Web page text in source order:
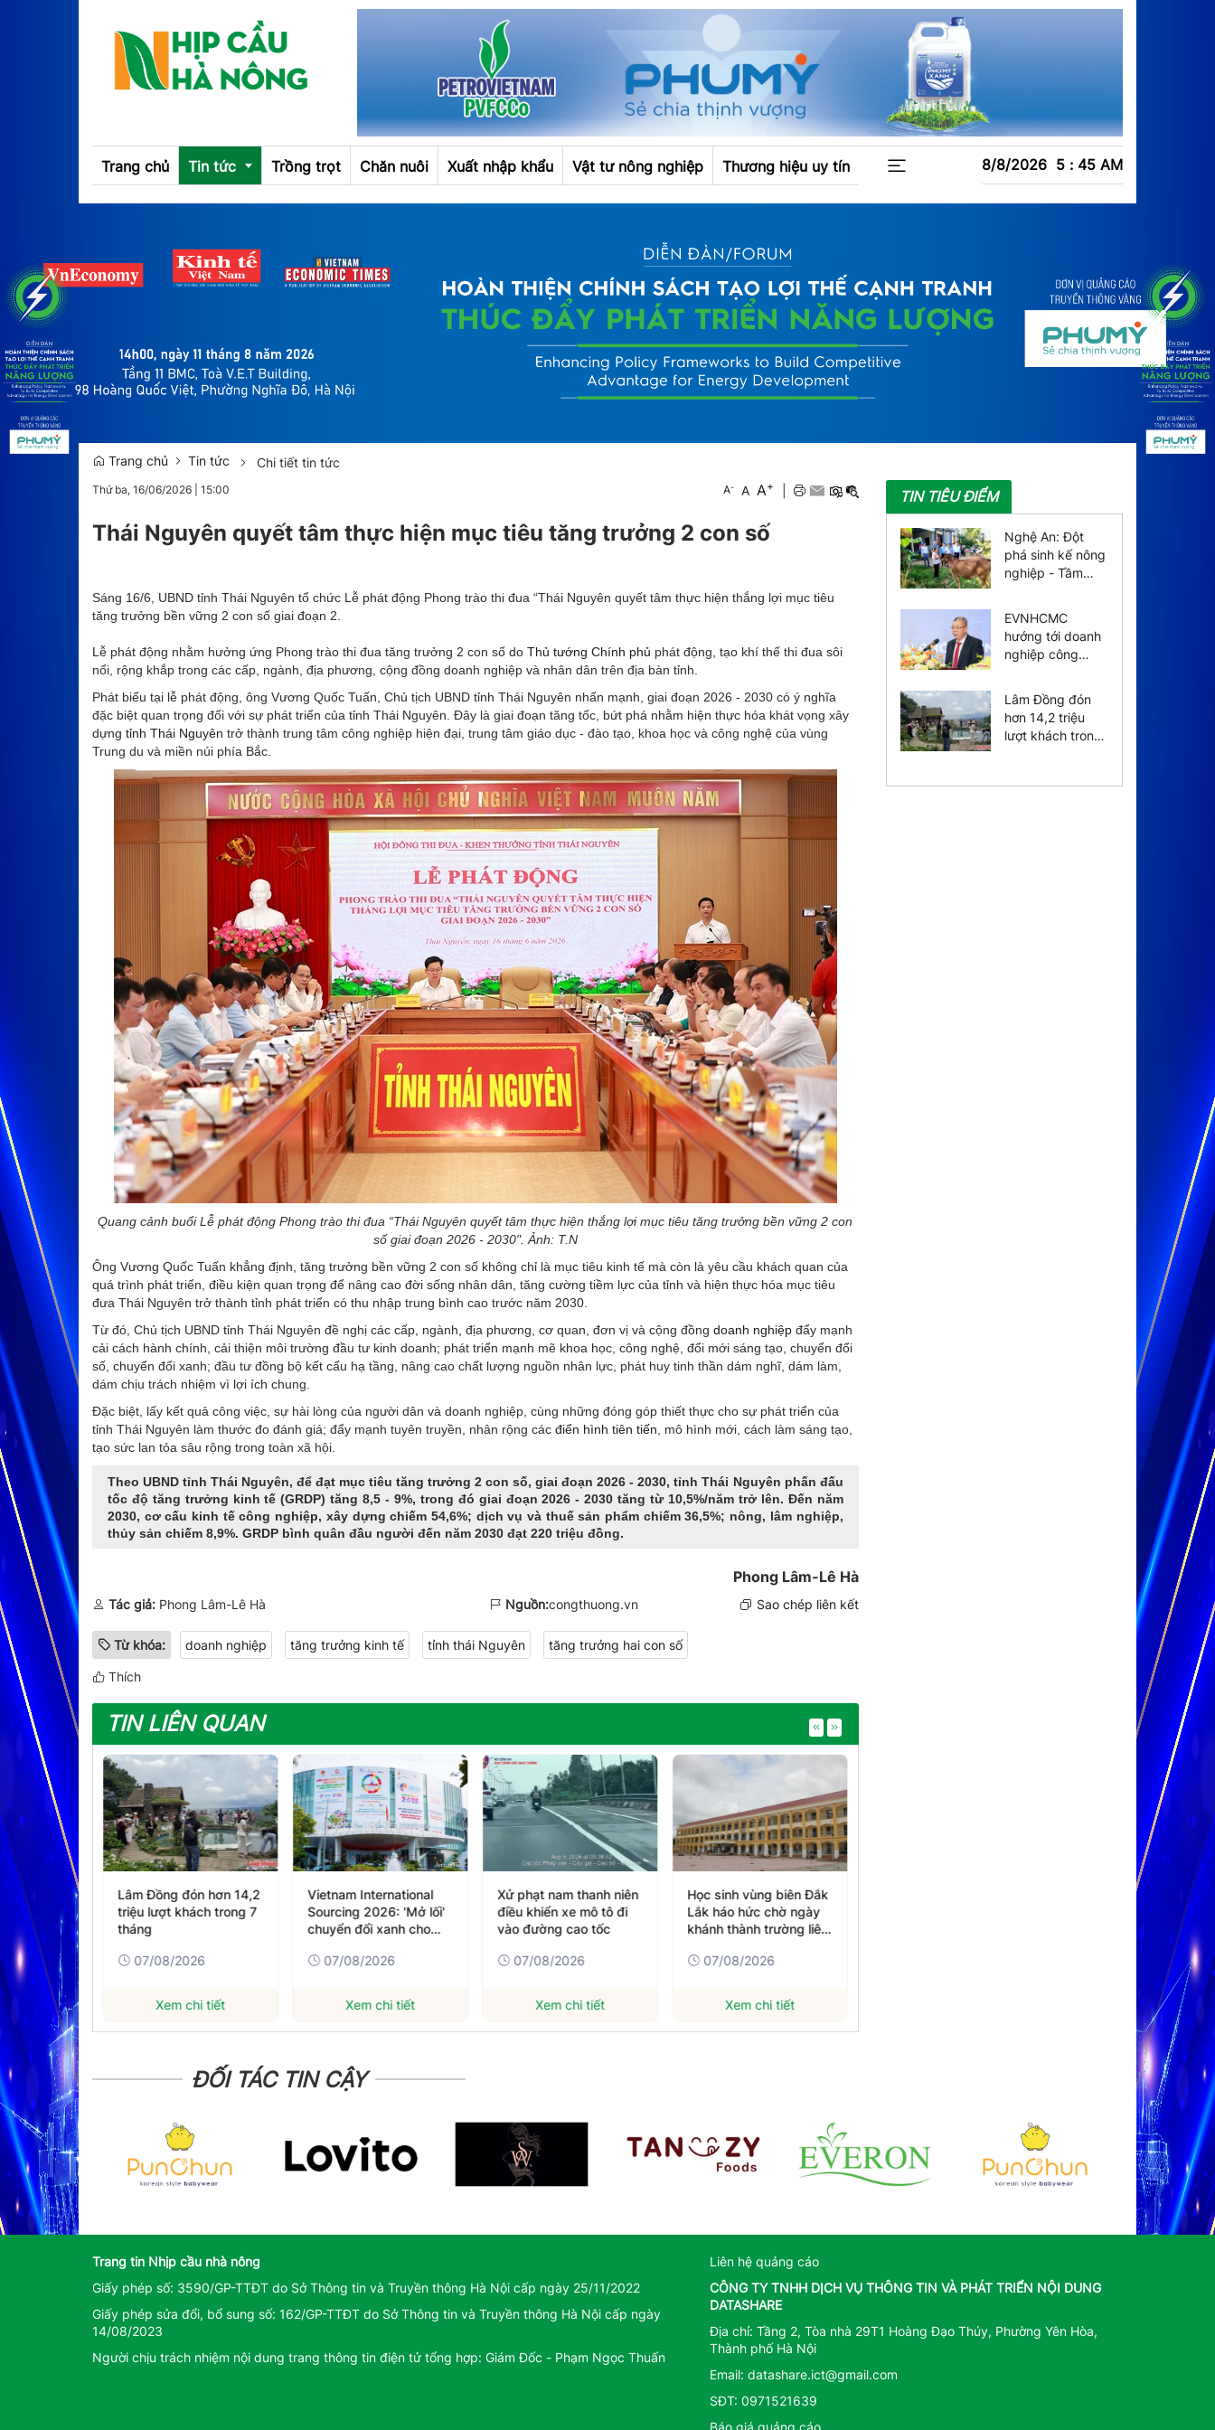
8/8/2026 5 : 45 AM
Trang chủ Tin tức
Emagazine
OCOP
Trồng trọt Chăn nuôi Xuất nhập khẩu Vật tư nông nghiệp Thương hiệu uy tín
Trang chủ Tin tức Chi tiết tin tức
Thứ ba, 16/06/2026 15:00 A- A A+
Thái Nguyên quyết tâm thực hiện mục tiêu tăng trưởng 2 con số
Sáng 16/6, UBND tỉnh Thái Nguyên tổ chức Lễ phát động Phong trào thi đua “Thái Nguyên quyết tâm thực hiện thắng lợi mục tiêu
tăng trưởng bền vững 2 con số giai đoạn 2.
Lễ phát động nhằm hưởng ứng Phong trào thi đua tăng trưởng 2 con số do Thủ tướng Chính phủ phát động, tạo khí thế thi đua sôi
nổi, rộng khắp trong các cấp, ngành, địa phương, cộng đồng doanh nghiệp và nhân dân trên địa bàn tỉnh.
Phát biểu tại lễ phát động, ông Vương Quốc Tuấn, Chủ tịch UBND tỉnh Thái Nguyên nhấn mạnh, giai đoạn 2026 - 2030 có ý nghĩa
đặc biệt quan trọng đối với sự phát triển của tỉnh Thái Nguyên. Đây là giai đoạn tăng tốc, bứt phá nhằm hiện thực hóa khát vọng xây
dựng tỉnh Thái Nguyên trở thành trung tâm công nghiệp hiện đại, trung tâm giáo dục - đào tạo, khoa học và công nghệ của vùng
Trung du và miền núi phía Bắc.
Quang cảnh buổi Lễ phát động Phong trào thi đua “Thái Nguyên quyết tâm thực hiện thắng lợi mục tiêu tăng trưởng bền vững 2 con
số giai đoạn 2026 - 2030". Ảnh: T.N
Ông Vương Quốc Tuấn khẳng định, tăng trưởng bền vững 2 con số không chỉ là mục tiêu kinh tế mà còn là yêu cầu khách quan của
quá trình phát triển, điều kiện quan trọng để nâng cao đời sống nhân dân, tăng cường tiềm lực của tỉnh và hiện thực hóa mục tiêu
đưa Thái Nguyên trở thành tỉnh phát triển có thu nhập trung bình cao trước năm 2030.
Từ đó, Chủ tịch UBND tỉnh Thái Nguyên đề nghị các cấp, ngành, địa phương, cơ quan, đơn vị và cộng đồng doanh nghiệp đẩy mạnh
cải cách hành chính, cải thiện môi trường đầu tư kinh doanh; phát triển mạnh mẽ khoa học, công nghệ, đổi mới sáng tạo, chuyển đổi
số, chuyển đổi xanh; đầu tư đồng bộ kết cấu hạ tầng, nâng cao chất lượng nguồn nhân lực, phát huy tinh thần dám nghĩ, dám làm,
dám chịu trách nhiệm vì lợi ích chung.
Đặc biệt, lấy kết quả công việc, sự hài lòng của người dân và doanh nghiệp, cùng những đóng góp thiết thực cho sự phát triển của
tỉnh Thái Nguyên làm thước đo đánh giá; đẩy mạnh tuyên truyền, nhân rộng các điển hình tiên tiến , mô hình mới, cách làm sáng tạo,
tạo sức lan tỏa sâu rộng trong toàn xã hội.
Theo UBND tỉnh Thái Nguyên, để đạt mục tiêu tăng trưởng 2 con số, giai đoạn 2026 - 2030, tỉnh Thái Nguyên phấn đấu
tốc độ tăng trưởng kinh tế (GRDP) tăng 8,5 - 9%, trong đó giai đoạn 2026 - 2030 tăng từ 10,5%/năm trở lên. Đến năm
2030, cơ cấu kinh tế công nghiệp, xây dựng chiếm 54,6%; dịch vụ và thuế sản phẩm chiếm 36,5%; nông, lâm nghiệp,
thủy sản chiếm 8,9%. GRDP bình quân đầu người đến năm 2030 đạt 220 triệu đồng.
Phong Lâm-Lê Hà
Tác giả: Phong Lâm-Lê Hà Nguồn:congthuong.vn Sao chép liên kết
Từ khóa: doanh nghiệp tăng trưởng kinh tế tỉnh thái Nguyên tăng trưởng hai con số
Thích
TIN LIÊN QUAN
hơn 14,2
trong 7
tiết
Vietnam International
Sourcing 2026: 'Mở lối'
chuyển đổi xanh cho
07/08/2026
Xem chi tiết
Xử phạt nam thanh niên
điều khiển xe mô tô đi
vào đường cao tốc
07/08/2026
Xem chi tiết
Học sinh vùng biên Đắk
Lắk háo hức chờ ngày
khánh thành trường liên
07/08/2026
Xem chi tiết
Hà Tĩnh đăng cai hội
chợ hơn 300 gian hàng
của 26 tỉnh, thành phố
06/08/2026
Xem chi tiết
Lai Châu: Bàn giao 24
căn nhà tái định cư cho
người dân Mường Than
06/08/2026
Xem chi tiết
TIN TIÊU ĐIỂM
Nghệ An: Đột
phá sinh kế nông
nghiệp - Tầm
vững
EVNHCMC
hướng tới doanh
nghiệp công
diện vào năm
2030
Lâm Đồng đón
hơn 14,2 triệu
lượt khách trong
ĐỐI TÁC TIN CẬY
Trang tin Nhịp cầu nhà nông
Giấy phép số: 3590/GP-TTĐT do Sở Thông tin và Truyền thông Hà Nội cấp ngày 25/11/2022
Giấy phép sửa đổi, bổ sung số: 162/GP-TTĐT do Sở Thông tin và Truyền thông Hà Nội cấp ngày
14/08/2023
Người chịu trách nhiệm nội dung trang thông tin điện tử tổng hợp: Giám Đốc - Phạm Ngọc Thuấn
Liên hệ quảng cáo
CÔNG TY TNHH DỊCH VỤ THÔNG TIN VÀ PHÁT TRIỂN NỘI DUNG
DATASHARE
Địa chỉ: Tầng 2, Tòa nhà 29T1 Hoàng Đạo Thúy, Phường Yên Hòa,
Thành phố Hà Nội
Email: datashare.ict@gmail.com
SĐT: 0971521639
Báo giá quảng cáo